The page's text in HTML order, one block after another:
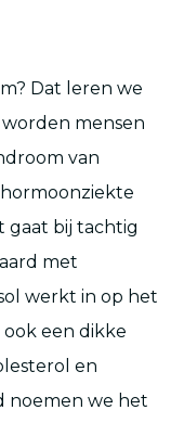
Dat leren we
mensen
van
gaat bij tachtig
met
werkt in op het
een dikke
en
noemen we het